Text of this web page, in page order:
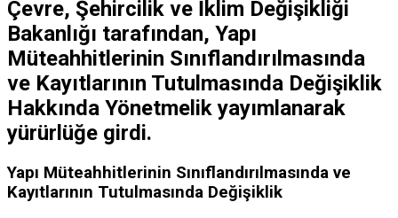
Çevre, Şehircilik ve İklim Değişikliği
Bakanlığı tarafından, Yapı
Müteahhitlerinin Sınıflandırılmasında
ve Kayıtlarının Tutulmasında Değişiklik
Hakkında Yönetmelik yayımlanarak
yürürlüğe girdi.
Yapı Müteahhitlerinin Sınıflandırılmasında ve
Kayıtlarının Tutulmasında Değişiklik